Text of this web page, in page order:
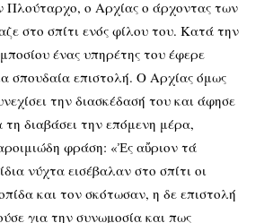
ο Αρχίας ο άρχοντας των
στο σπίτι ενός φίλου του. Κατά την
ένας υπηρέτης του έφερε
σπουδαία επιστολή. Ο Αρχίας όμως
την διασκέδασή του και άφησε
τη διαβάσει την επόμενη μέρα,
φράση: «Ἐς αὔριον τά
νύχτα εισέβαλαν στο σπίτι οι
και τον σκότωσαν, η δε επιστολή
για την συνωμοσία και πως